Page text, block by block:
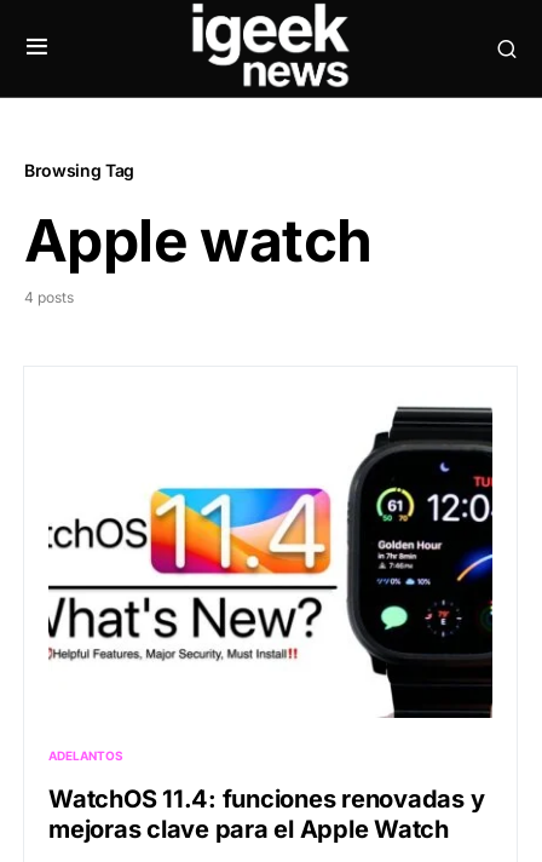
Browsing Tag
Apple watch
4 posts
ADELANTOS
WatchOS 11.4: funciones renovadas y
mejoras clave para el Apple Watch